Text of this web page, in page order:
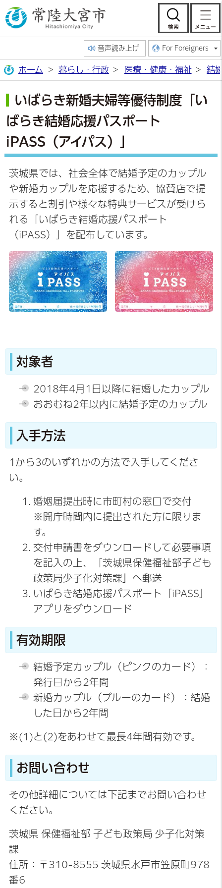
常陸大宮市公
検
音声読み上げ For Foreigners
ホーム 暮らし・行政 医療・健康・福祉 結
いばらき新婚夫婦等優待制度「い
ばらき結婚応援パスポート
iPASS（アイパス）」
茨城県では、社会全体で結婚予定のカップル
や新婚カップルを応援するため、協賛店で提
示すると割引や様々な特典サービスが受けら
れる「いばらき結婚応援パスポート
（iPASS）」を配布しています。
対象者
2018年4月1日以降に結婚したカップル
おおむね2年以内に結婚予定のカップル
入手方法
1から3のいずれかの方法で入手してくださ
い。
婚姻届提出時に市町村の窓口で交付
※開庁時間内に提出された方に限りま
す。
交付申請書をダウンロードして必要事項
を記入の上、「茨城県保健福祉部子ども
政策局少子化対策課」へ郵送
いばらき結婚応援パスポート「iPASS」
アプリをダウンロード
有効期限
結婚予定カップル（ピンクのカード）：
発行日から2年間
新婚カップル（ブルーのカード）：結婚
した日から2年間
※(1)と(2)をあわせて最長4年間有効です。
お問い合わせ
その他詳細については下記までお問い合わせ
ください。
茨城県 保健福祉部 子ども政策局 少子化対策
課
住所：〒310-8555 茨城県水戸市笠原町978
番6